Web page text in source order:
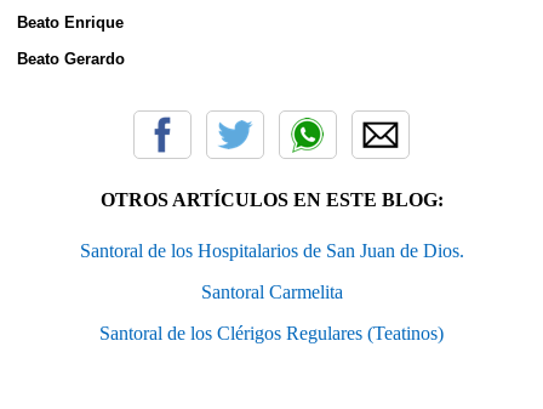
Beato Enrique
Beato Gerardo
OTROS ARTÍCULOS EN ESTE BLOG:
Santoral de los Hospitalarios de San Juan de Dios.
Santoral Carmelita
Santoral de los Clérigos Regulares (Teatinos)